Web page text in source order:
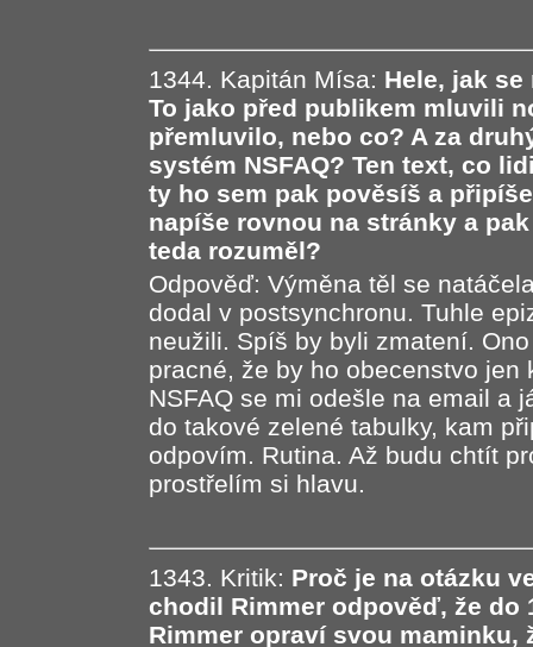
1344. Kapitán Mísa: Hele, jak
To jako před publikem mluvili
přemluvilo, nebo co? A za
systém NSFAQ? Ten text, co
ty ho sem pak pověsíš a
napíše rovnou na stránky a
teda rozuměl?
Odpověď: Výměna těl se
dodal v postsynchronu. Tuhle
neužili. Spíš by byli zmatení.
pracné, že by ho obecenstvo jen
NSFAQ se mi odešle na email a
do takové zelené tabulky, kam
odpovím. Rutina. Až budu chtít
prostřelím si hlavu.
1343. Kritik: Proč je na otázku
chodil Rimmer odpověď, že do
Rimmer opraví svou maminku,